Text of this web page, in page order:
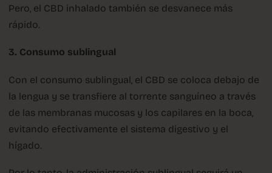
Pero, el CBD inhalado también se desvanece más
rápido.
3. Consumo sublingual
Con el consumo sublingual, el CBD se coloca debajo de
la lengua y se transfiere al torrente sanguíneo a través
de las membranas mucosas y los capilares en la boca,
evitando efectivamente el sistema digestivo y el
hígado.